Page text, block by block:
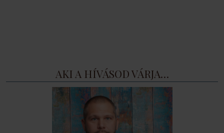
AKI A HÍVÁSOD VÁRJA…